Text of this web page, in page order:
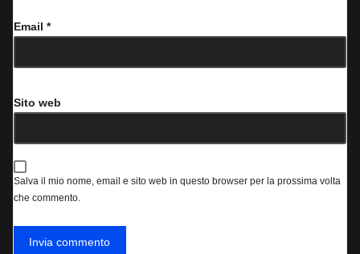
Email *
Sito web
Salva il mio nome, email e sito web in questo browser per la prossima volta
che commento.